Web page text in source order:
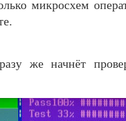
микросхем
же начнёт